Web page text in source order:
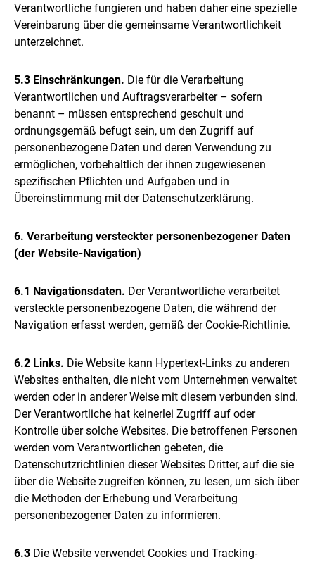
Verantwortliche fungieren und haben daher eine spezielle
Vereinbarung über die gemeinsame Verantwortlichkeit
unterzeichnet.
5.3 Einschränkungen. Die für die Verarbeitung
Verantwortlichen und Auftragsverarbeiter – sofern
benannt – müssen entsprechend geschult und
ordnungsgemäß befugt sein, um den Zugriff auf
personenbezogene Daten und deren Verwendung zu
ermöglichen, vorbehaltlich der ihnen zugewiesenen
spezifischen Pflichten und Aufgaben und in
Übereinstimmung mit der Datenschutzerklärung.
6. Verarbeitung versteckter personenbezogener Daten
(der Website-Navigation)
6.1 Navigationsdaten. Der Verantwortliche verarbeitet
versteckte personenbezogene Daten, die während der
Navigation erfasst werden, gemäß der Cookie-Richtlinie.
6.2 Links. Die Website kann Hypertext-Links zu anderen
Websites enthalten, die nicht vom Unternehmen verwaltet
werden oder in anderer Weise mit diesem verbunden sind.
Der Verantwortliche hat keinerlei Zugriff auf oder
Kontrolle über solche Websites. Die betroffenen Personen
werden vom Verantwortlichen gebeten, die
Datenschutzrichtlinien dieser Websites Dritter, auf die sie
über die Website zugreifen können, zu lesen, um sich über
die Methoden der Erhebung und Verarbeitung
personenbezogener Daten zu informieren.
6.3 Die Website verwendet Cookies und Tracking-